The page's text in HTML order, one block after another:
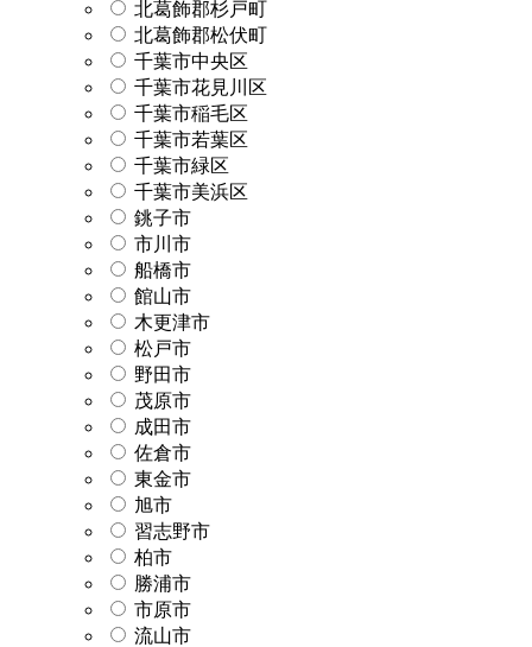
北葛飾郡杉戸町
北葛飾郡松伏町
千葉市中央区
千葉市花見川区
千葉市稲毛区
千葉市若葉区
千葉市緑区
千葉市美浜区
銚子市
市川市
船橋市
館山市
木更津市
松戸市
野田市
茂原市
成田市
佐倉市
東金市
旭市
習志野市
柏市
勝浦市
市原市
流山市